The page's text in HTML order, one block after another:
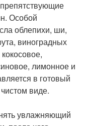
Особой
облепихи, ши,
виноградных
лимонное и
в готовый
виде.
увлажняющий